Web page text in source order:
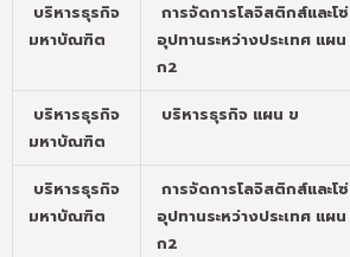
บริหารธุรกิจ
มหาบัณฑิต
การจัดการโลจิสติกส์และโซ่
อุปทานระหว่างประเทศ แผน
ก2
บริหารธุรกิจ
มหาบัณฑิต
บริหารธุรกิจ แผน ข
บริหารธุรกิจ
มหาบัณฑิต
การจัดการโลจิสติกส์และโซ่
อุปทานระหว่างประเทศ แผน
ก2